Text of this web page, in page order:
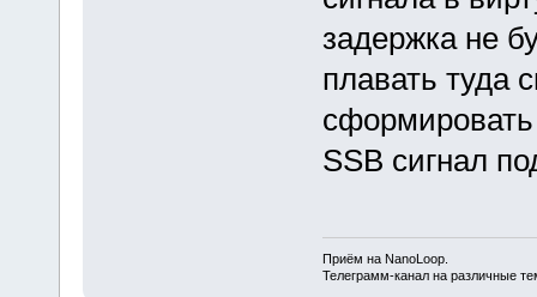
задержка не
плавать туда
сформировать
SSB сигнал
Приём на NanoLoop.
Телеграмм-канал на различные